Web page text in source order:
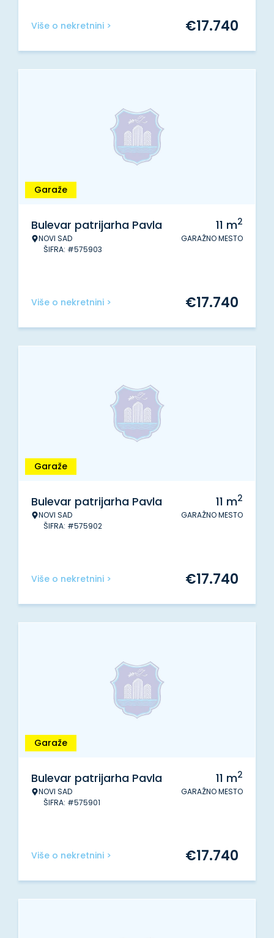
Više o nekretnini > €17.740
Garaže
Bulevar patrijarha Pavla
NOVI SAD
ŠIFRA: #575903
11 m2
GARAŽNO MESTO
Više o nekretnini > €17.740
Garaže
Bulevar patrijarha Pavla
NOVI SAD
ŠIFRA: #575902
11 m2
GARAŽNO MESTO
Više o nekretnini > €17.740
Garaže
Bulevar patrijarha Pavla
NOVI SAD
ŠIFRA: #575901
11 m2
GARAŽNO MESTO
Više o nekretnini > €17.740